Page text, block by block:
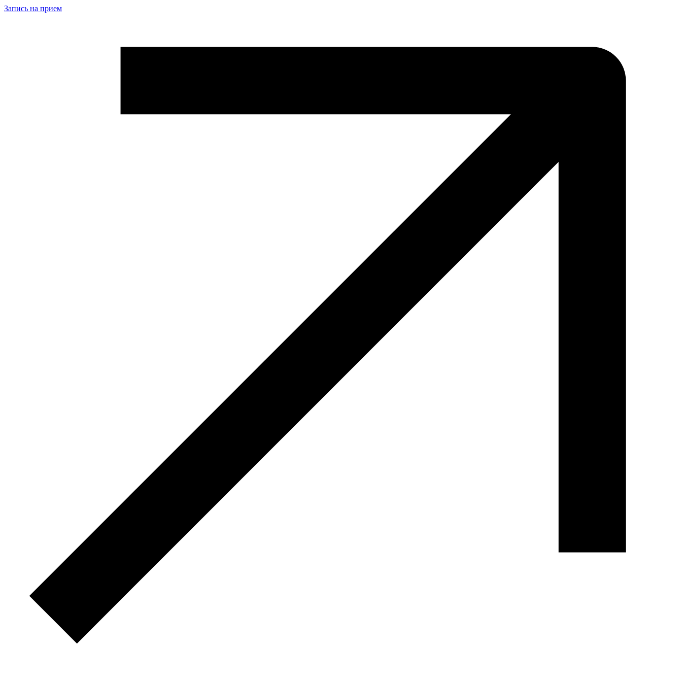
Запись на прием